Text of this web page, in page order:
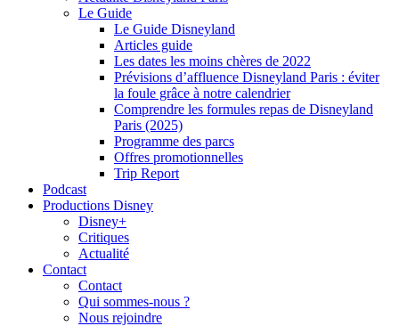
Le Guide
Le Guide Disneyland
Articles guide
Les dates les moins chères de 2022
Prévisions d’affluence Disneyland Paris : éviter
la foule grâce à notre calendrier
Comprendre les formules repas de Disneyland
Paris (2025)
Programme des parcs
Offres promotionnelles
Trip Report
Podcast
Productions Disney
Disney+
Critiques
Actualité
Contact
Contact
Qui sommes-nous ?
Nous rejoindre